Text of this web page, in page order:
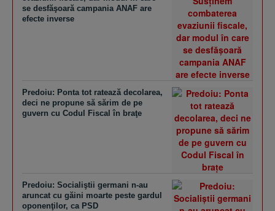
se desfăşoară campania ANAF are
efecte inverse
Predoiu: Ponta tot ratează decolarea,
deci ne propune să sărim de pe
guvern cu Codul Fiscal în braţe
Predoiu: Socialiştii germani n-au
aruncat cu găini moarte peste gardul
oponenţilor, ca PSD